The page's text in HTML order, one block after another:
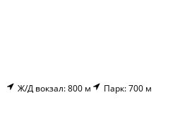
Ж/Д вокзал: 800 м Парк: 700 м